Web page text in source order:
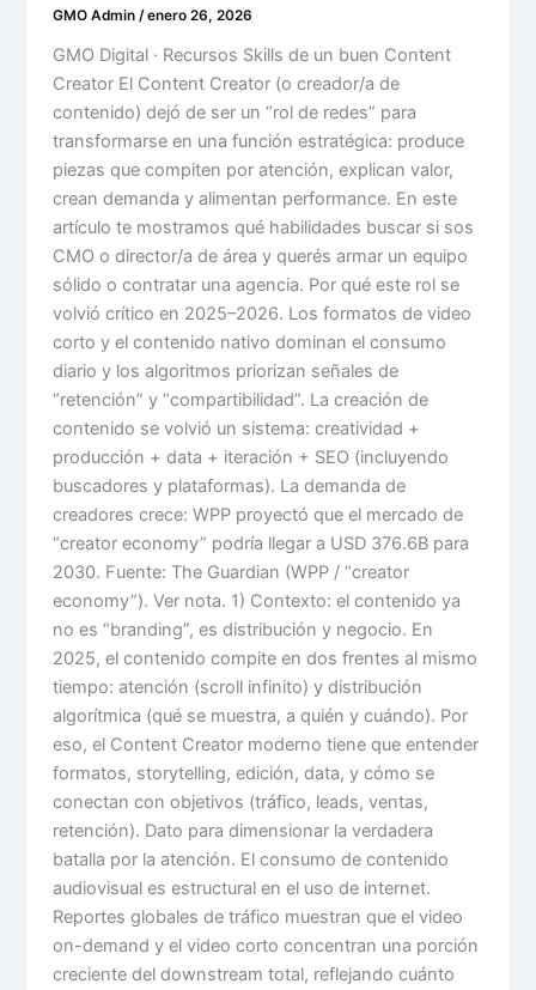
GMO Admin /enero 26, 2026
GMO Digital · Recursos Skills de un buen Content
Creator El Content Creator (o creador/a de
contenido) dejó de ser un “rol de redes” para
transformarse en una función estratégica: produce
piezas que compiten por atención, explican valor,
crean demanda y alimentan performance. En este
artículo te mostramos qué habilidades buscar si sos
CMO o director/a de área y querés armar un equipo
sólido o contratar una agencia. Por qué este rol se
volvió crítico en 2025–2026. Los formatos de video
corto y el contenido nativo dominan el consumo
diario y los algoritmos priorizan señales de
“retención” y “compartibilidad”. La creación de
contenido se volvió un sistema: creatividad +
producción + data + iteración + SEO (incluyendo
buscadores y plataformas). La demanda de
creadores crece: WPP proyectó que el mercado de
“creator economy” podría llegar a USD 376.6B para
2030. Fuente: The Guardian (WPP / “creator
economy”). Ver nota. 1) Contexto: el contenido ya
no es “branding”, es distribución y negocio. En
2025, el contenido compite en dos frentes al mismo
tiempo: atención (scroll infinito) y distribución
algorítmica (qué se muestra, a quién y cuándo). Por
eso, el Content Creator moderno tiene que entender
formatos, storytelling, edición, data, y cómo se
conectan con objetivos (tráfico, leads, ventas,
retención). Dato para dimensionar la verdadera
batalla por la atención. El consumo de contenido
audiovisual es estructural en el uso de internet.
Reportes globales de tráfico muestran que el video
on-demand y el video corto concentran una porción
creciente del downstream total, reflejando cuánto